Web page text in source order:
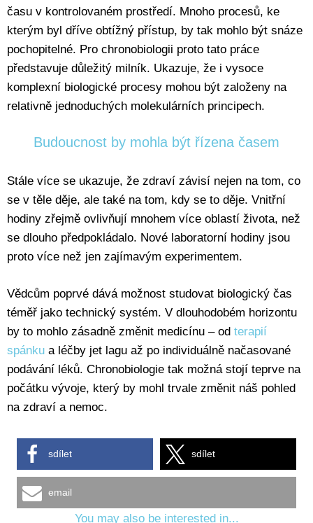
času v kontrolovaném prostředí. Mnoho procesů, ke
kterým byl dříve obtížný přístup, by tak mohlo být snáze
pochopitelné. Pro chronobiologii proto tato práce
představuje důležitý milník. Ukazuje, že i vysoce
komplexní biologické procesy mohou být založeny na
relativně jednoduchých molekulárních principech.
Budoucnost by mohla být řízena časem
Stále více se ukazuje, že zdraví závisí nejen na tom, co
se v těle děje, ale také na tom, kdy se to děje. Vnitřní
hodiny zřejmě ovlivňují mnohem více oblastí života, než
se dlouho předpokládalo. Nové laboratorní hodiny jsou
proto více než jen zajímavým experimentem.
Vědcům poprvé dává možnost studovat biologický čas
téměř jako technický systém. V dlouhodobém horizontu
by to mohlo zásadně změnit medicínu – od terapií
spánku a léčby jet lagu až po individuálně načasované
podávání léků. Chronobiologie tak možná stojí teprve na
počátku vývoje, který by mohl trvale změnit náš pohled
na zdraví a nemoc.
sdílet sdílet
email
You may also be interested in...